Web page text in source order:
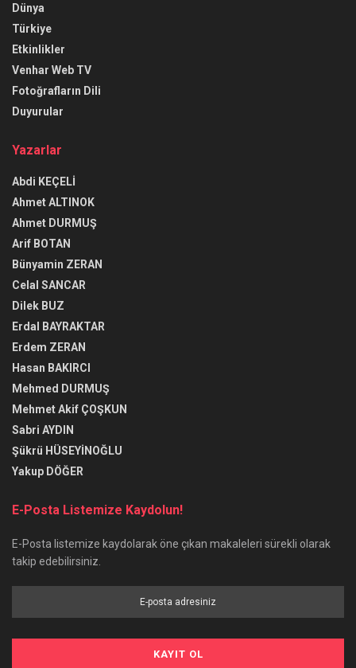
Dünya
Türkiye
Etkinlikler
Venhar Web TV
Fotoğrafların Dili
Duyurular
Yazarlar
Abdi KEÇELİ
Ahmet ALTINOK
Ahmet DURMUŞ
Arif BOTAN
Bünyamin ZERAN
Celal SANCAR
Dilek BUZ
Erdal BAYRAKTAR
Erdem ZERAN
Hasan BAKIRCI
Mehmed DURMUŞ
Mehmet Akif ÇOŞKUN
Sabri AYDIN
Şükrü HÜSEYİNOĞLU
Yakup DÖĞER
E-Posta Listemize Kaydolun!
E-Posta listemize kaydolarak öne çıkan makaleleri sürekli olarak
takip edebilirsiniz.